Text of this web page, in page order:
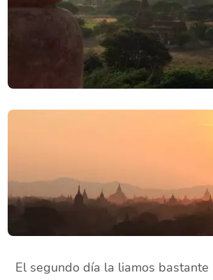
El segundo día la liamos bastante